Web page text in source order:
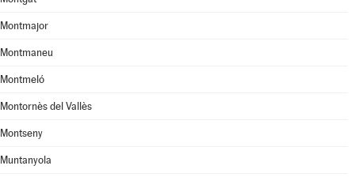
Montmajor
Montmaneu
Montmeló
Montornès del Vallès
Montseny
Muntanyola